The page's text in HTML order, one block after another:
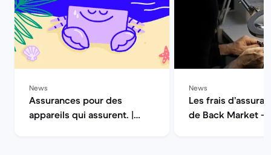
News
Assurances pour des
appareils qui assurent. |
News
Les frais
de Back Market